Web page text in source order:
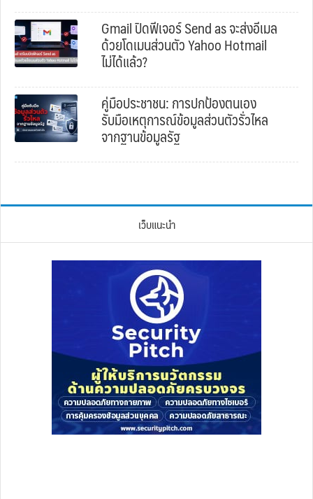
Gmail ปิดฟีเจอร์ Send as จะส่งอีเมล
ด้วยโดเมนส่วนตัว Yahoo Hotmail
ไม่ได้แล้ว?
คู่มือประชาชน: การปกป้องตนเอง
รับมือเหตุการณ์ข้อมูลส่วนตัวรั่วไหล
จากฐานข้อมูลรัฐ
เว็บแนะนำ